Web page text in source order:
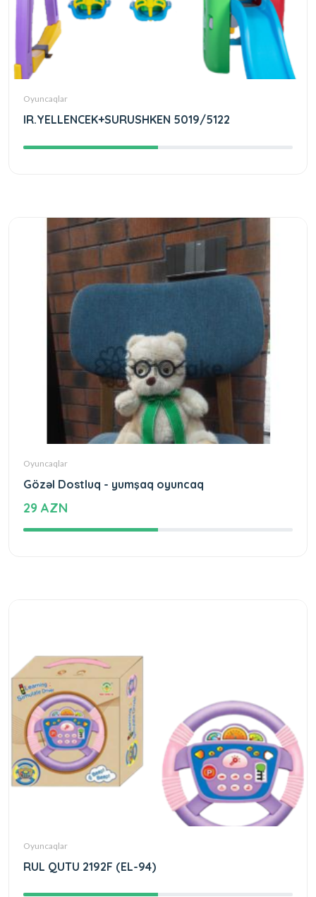
Oyuncaqlar
IR.YELLENCEK+SURUSHKEN 5019/5122
Oyuncaqlar
Gözəl Dostluq - yumşaq oyuncaq
29 AZN
Oyuncaqlar
RUL QUTU 2192F (EL-94)